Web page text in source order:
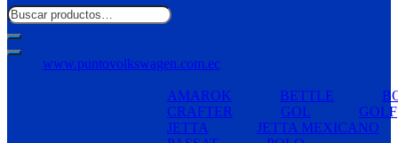
www.puntovolkswagen.com.ec
AMAROK BETTLE
CRAFTER
GOL
GOLF
JETTA
JETTA MEXICANO